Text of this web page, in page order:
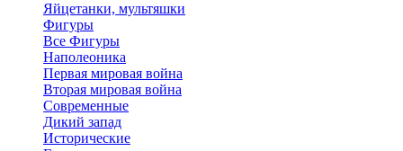
Яйцетанки, мультяшки
Фигуры
Все Фигуры
Наполеоника
Первая мировая война
Вторая мировая война
Современные
Дикий запад
Исторические